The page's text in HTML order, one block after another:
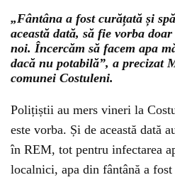
„Fântâna a fost curățată și
această dată, să fie vorba
noi. Încercăm să facem apa
dacă nu potabilă”, a precizat
comunei Costuleni.
Polițiștii au mers vineri la
este vorba. Și de această dată
în REM, tot pentru infectarea
localnici, apa din fântână a